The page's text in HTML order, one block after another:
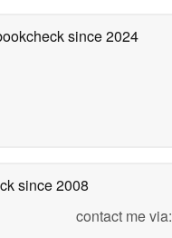
since 2024
since 2008
contact me via: